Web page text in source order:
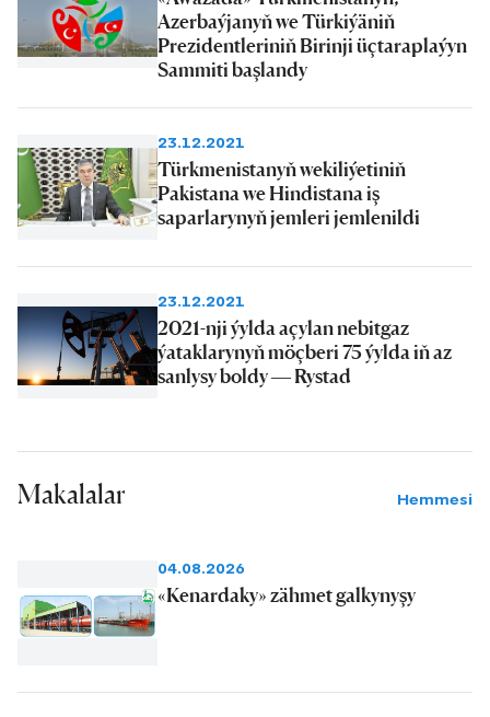
Azerbaýjanyň we Türkiýäniň
Prezidentleriniň Birinji üçtaraplaýyn
Sammiti başlandy
23.12.2021
Türkmenistanyň wekiliýetiniň
Pakistana we Hindistana iş
saparlarynyň jemleri jemlenildi
23.12.2021
2021-nji ýylda açylan nebitgaz
ýataklarynyň möçberi 75 ýylda iň az
sanlysy boldy — Rystad
Makalalar Hemmesi
04.08.2026
«Kenardaky» zähmet galkynyşy